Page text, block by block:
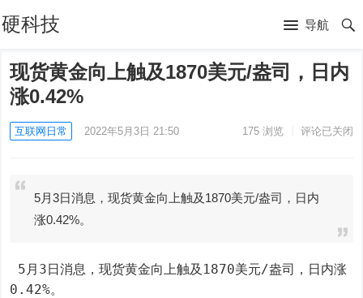
硬科技 导航
现货黄金向上触及1870美元/盎司，日内
涨0.42%
互联网日常 2022年5月3日 21:50 175浏览 评论已关闭
5月3日消息，现货黄金向上触及1870美元/盎司，日内
涨0.42%。
0.42%。